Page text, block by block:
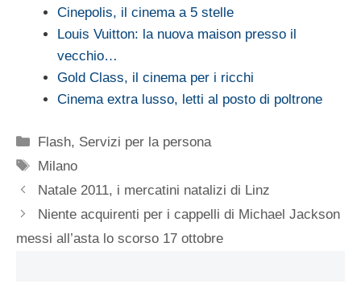
Cinepolis, il cinema a 5 stelle
Louis Vuitton: la nuova maison presso il
vecchio…
Gold Class, il cinema per i ricchi
Cinema extra lusso, letti al posto di poltrone
Categorie
Flash, Servizi per la persona
Tag
Milano
Natale 2011, i mercatini natalizi di Linz
Niente acquirenti per i cappelli di Michael Jackson
messi all’asta lo scorso 17 ottobre